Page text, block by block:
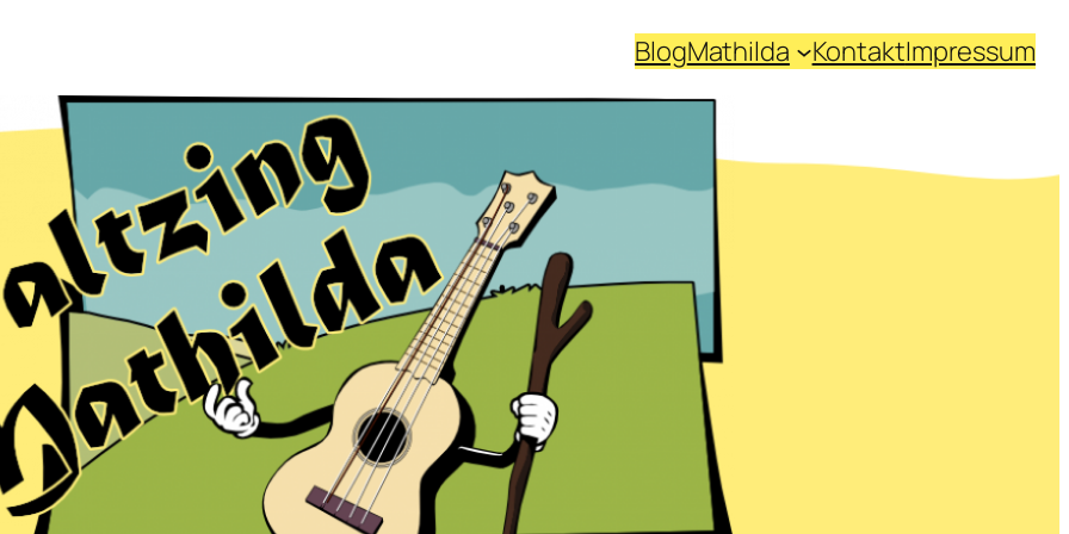
BlogMathilda KontaktImpressum